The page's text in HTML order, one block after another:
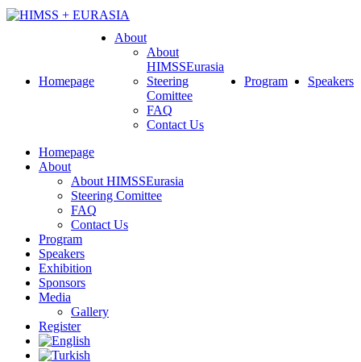
Homepage
About
About
HIMSSEurasia
Steering
Comittee
FAQ
Contact Us
Program Speakers
Homepage
About
About HIMSSEurasia
Steering Comittee
FAQ
Contact Us
Program
Speakers
Exhibition
Sponsors
Media
Gallery
Register